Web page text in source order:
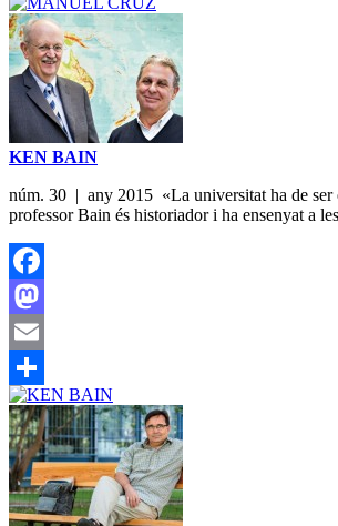
Share
KEN BAIN
núm. 30 | any 2015 «La universitat ha de ser
professor Bain és historiador i ha ensenyat a
Facebook
Mastodon
Email
Share